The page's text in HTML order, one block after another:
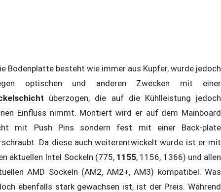
Bodenplatte besteht wie immer aus Kupfer, wurde jedoch
optischen und anderen Zwecken mit einer
überzogen, die auf die Kühlleistung jedoch
Einfluss nimmt. Montiert wird er auf dem Mainboard
mit Push Pins sondern fest mit einer Back-plate
Da diese auch weiterentwickelt wurde ist er mit
aktuellen Intel Sockeln (775, 1155, 1156, 1366) und allen
AMD Sockeln (AM2, AM2+, AM3) kompatibel. Was
ebenfalls stark gewachsen ist, ist der Preis. Während